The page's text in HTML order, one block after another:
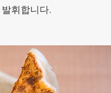
휘합니다.